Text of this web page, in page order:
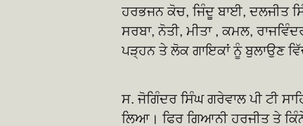
ਹਰਭਜਨ ਕੋਚ, ਜਿੰਦੂ ਬਾਈ, ਦਲਜੀਤ
ਸਰਬਾ, ਨੋਤੀ, ਮੀਤਾ , ਕਮਲ,
ਪੜ੍ਹਨ ਤੇ ਲੋਕ ਗਾਇਕਾਂ ਨੂੰ ਬੁਲਾਉਣ
ਸ. ਜੋਗਿੰਦਰ ਸਿੰਘ ਗਰੇਵਾਲ ਪੀ ਟੀ
ਲਿਆ। ਫਿਰ ਗਿਆਨੀ ਹਰਜੀਤ ਤੇ